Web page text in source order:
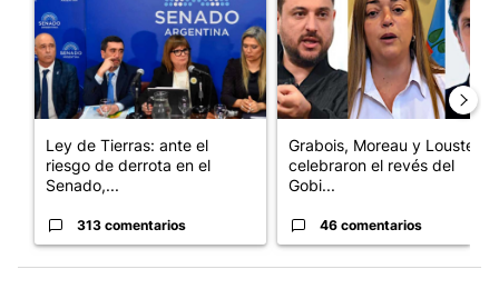
Ley de Tierras: ante el
riesgo de derrota en el
Senado,...
313 comentarios
Grabois, Moreau y Lousteau
celebraron el revés del
Gobi...
46 comentarios